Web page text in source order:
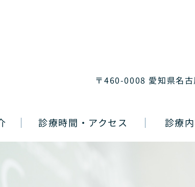
〒460-0008 愛知県名
診療時間・アクセス 診療